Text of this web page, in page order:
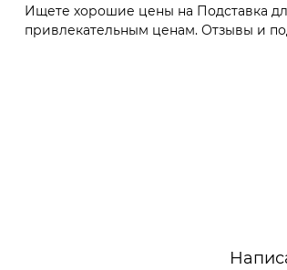
Ищете хорошие цены на Подставка
привлекательным ценам. Отзывы и